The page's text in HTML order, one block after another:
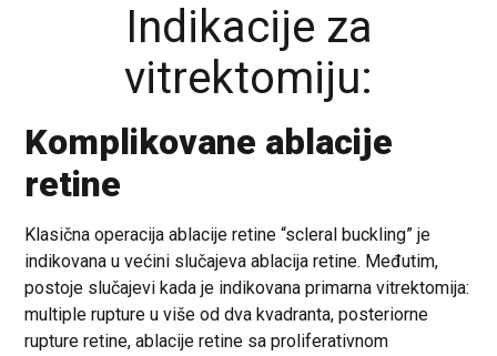
Indikacije za
vitrektomiju:
Komplikovane ablacije
retine
Klasična operacija ablacije retine “scleral buckling” je
indikovana u većini slučajeva ablacija retine. Međutim,
postoje slučajevi kada je indikovana primarna vitrektomija:
multiple rupture u više od dva kvadranta, posteriorne
rupture retine, ablacije retine sa proliferativnom